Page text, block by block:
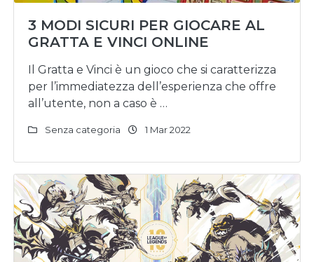
3 MODI SICURI PER GIOCARE AL
GRATTA E VINCI ONLINE
Il Gratta e Vinci è un gioco che si caratterizza
per l’immediatezza dell’esperienza che offre
all’utente, non a caso è …
Senza categoria 1 Mar 2022